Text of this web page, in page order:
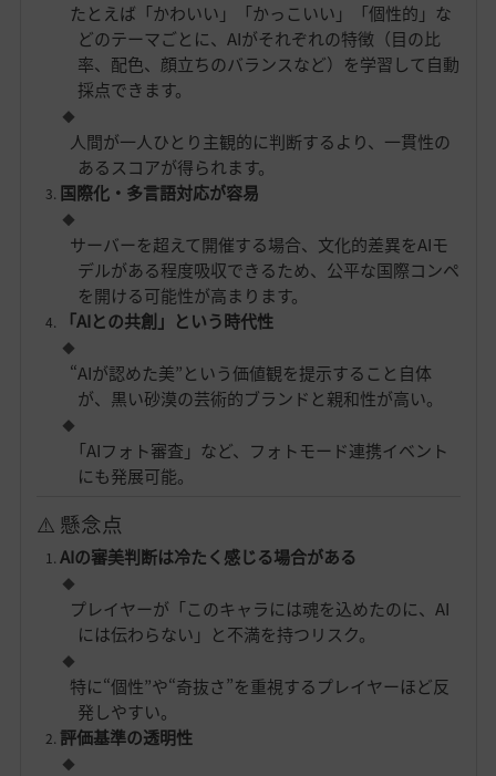
たとえば「かわいい」「かっこいい」「個性的」な
どのテーマごとに、AIがそれぞれの特徴（目の比
率、配色、顔立ちのバランスなど）を学習して自動
採点できます。
人間が一人ひとり主観的に判断するより、一貫性の
あるスコアが得られます。
国際化・多言語対応が容易
サーバーを超えて開催する場合、文化的差異をAIモ
デルがある程度吸収できるため、公平な国際コンペ
を開ける可能性が高まります。
「AIとの共創」という時代性
“AIが認めた美”という価値観を提示すること自体
が、黒い砂漠の芸術的ブランドと親和性が高い。
「AIフォト審査」など、フォトモード連携イベント
にも発展可能。
⚠️ 懸念点
AIの審美判断は冷たく感じる場合がある
プレイヤーが「このキャラには魂を込めたのに、AI
には伝わらない」と不満を持つリスク。
特に“個性”や“奇抜さ”を重視するプレイヤーほど反
発しやすい。
評価基準の透明性